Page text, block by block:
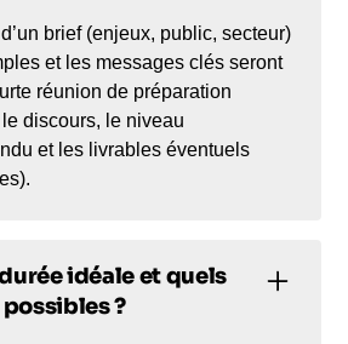
brief (enjeux, public, secteur)
et les messages clés seront
réunion de préparation
discours, le niveau
et les livrables éventuels
idéale et quels
?